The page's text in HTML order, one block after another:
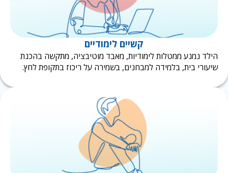
קשיים לימודיים
נמנע ממטלות לימודיות, מאבד מוטיבציה, מתקשה בהכנת
בית, בלמידה למבחנים, בשמירה על ריכוז בתקופת לחץ.